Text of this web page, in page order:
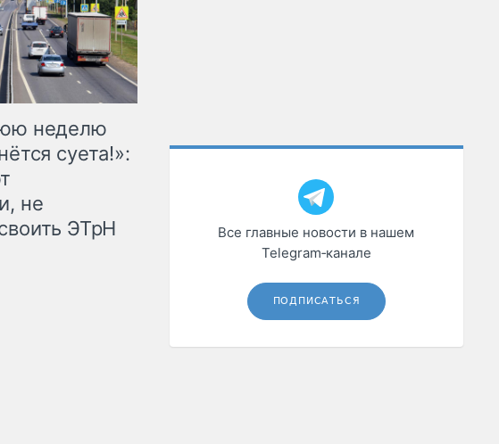
неделю
суета!»:
не
ЭТрН
Все главные новости в нашем
Telegram‑канале
ПОДПИСАТЬСЯ